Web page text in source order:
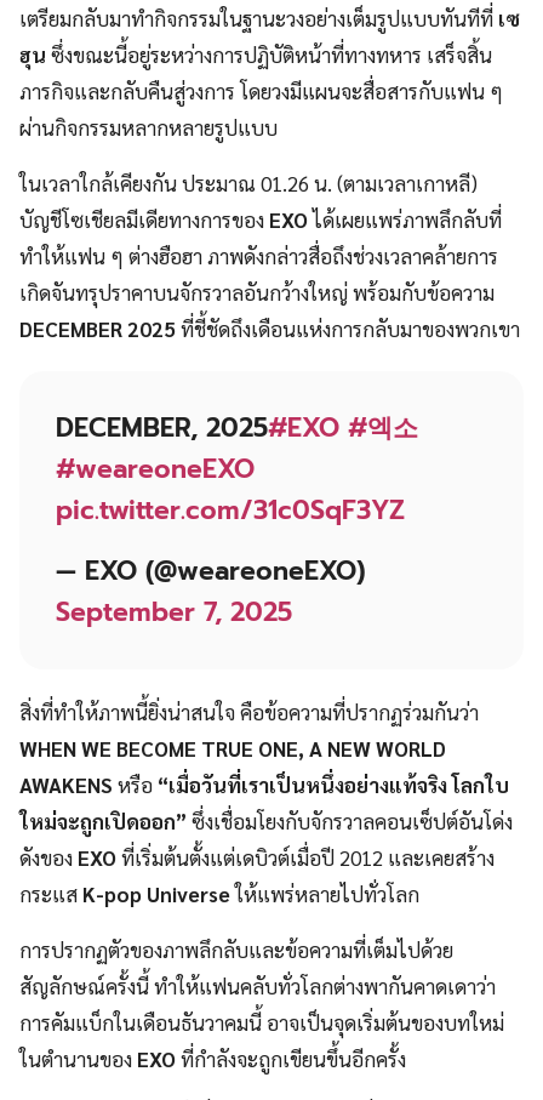
เตรียมกลับมาทำกิจกรรมในฐานะวงอย่างเต็มรูปแบบทันทีที่ เซ
ฮุน ซึ่งขณะนี้อยู่ระหว่างการปฏิบัติหน้าที่ทางทหาร เสร็จสิ้น
ภารกิจและกลับคืนสู่วงการ โดยวงมีแผนจะสื่อสารกับแฟน ๆ
ผ่านกิจกรรมหลากหลายรูปแบบ
ในเวลาใกล้เคียงกัน ประมาณ 01.26 น. (ตามเวลาเกาหลี)
บัญชีโซเชียลมีเดียทางการของ EXOได้เผยแพร่ภาพลึกลับที่
ทำให้แฟน ๆ ต่างฮือฮา ภาพดังกล่าวสื่อถึงช่วงเวลาคล้ายการ
เกิดจันทรุปราคาบนจักรวาลอันกว้างใหญ่ พร้อมกับข้อความ
DECEMBER 2025ที่ชี้ชัดถึงเดือนแห่งการกลับมาของพวกเขา
DECEMBER, 2025#EXO #엑소
#weareoneEXO
pic.twitter.com/31c0SqF3YZ
— EXO (@weareoneEXO)
September 7, 2025
สิ่งที่ทำให้ภาพนี้ยิ่งน่าสนใจ คือข้อความที่ปรากฏร่วมกันว่า
WHEN WE BECOME TRUE ONE, A NEW WORLD
AWAKENS หรือ “เมื่อวันที่เราเป็นหนึ่งอย่างแท้จริง โลกใบ
ใหม่จะถูกเปิดออก” ซึ่งเชื่อมโยงกับจักรวาลคอนเซ็ปต์อันโด่ง
ดังของ EXOที่เริ่มต้นตั้งแต่เดบิวต์เมื่อปี 2012 และเคยสร้าง
กระแส K-pop Universeให้แพร่หลายไปทั่วโลก
การปรากฏตัวของภาพลึกลับและข้อความที่เต็มไปด้วย
สัญลักษณ์ครั้งนี้ ทำให้แฟนคลับทั่วโลกต่างพากันคาดเดาว่า
การคัมแบ็กในเดือนธันวาคมนี้ อาจเป็นจุดเริ่มต้นของบทใหม่
ในตำนานของ EXOที่กำลังจะถูกเขียนขึ้นอีกครั้ง